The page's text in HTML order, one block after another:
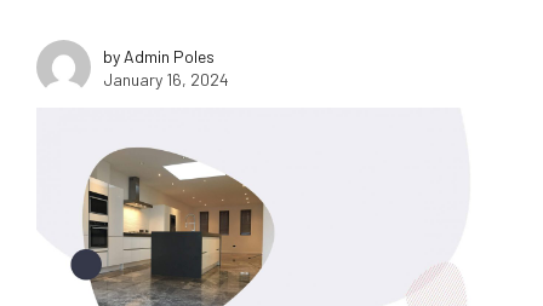
by Admin Poles
January 16, 2024